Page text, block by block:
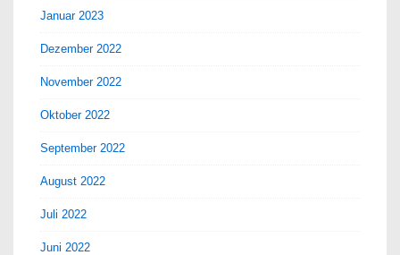
Januar 2023
Dezember 2022
November 2022
Oktober 2022
September 2022
August 2022
Juli 2022
Juni 2022